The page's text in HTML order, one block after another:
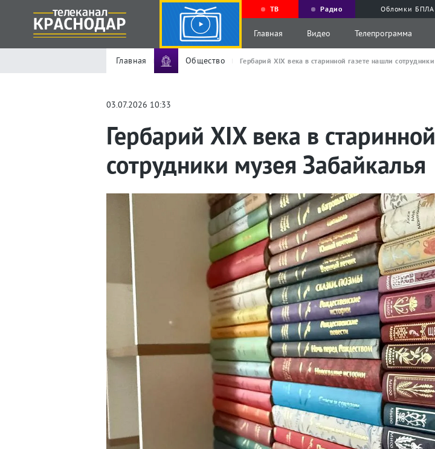
ТВ Радио Обломки БПЛА
Главная Видео Телепрограмма
Главная Общество Гербарий XIX века в старинной газете нашли
03.07.2026 10:33
Гербарий XIX века в
сотрудники музея Забайкалья